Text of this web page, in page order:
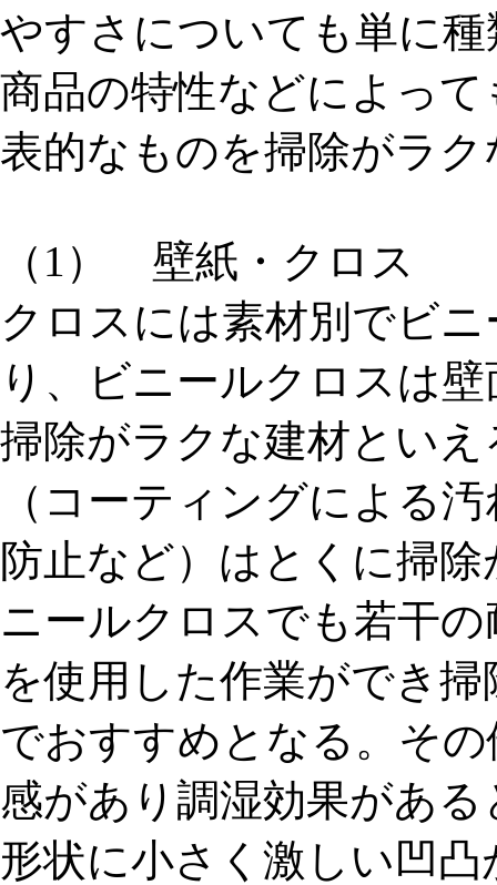
やすさについても単に
商品の特性などによっ
表的なものを掃除がラ
（1） 壁紙・クロス
クロスには素材別でビ
り、ビニールクロスは
掃除がラクな建材とい
（コーティングによる
防止など）はとくに掃
ニールクロスでも若干
を使用した作業ができ
でおすすめとなる。そ
感があり調湿効果があ
形状に小さく激しい凹